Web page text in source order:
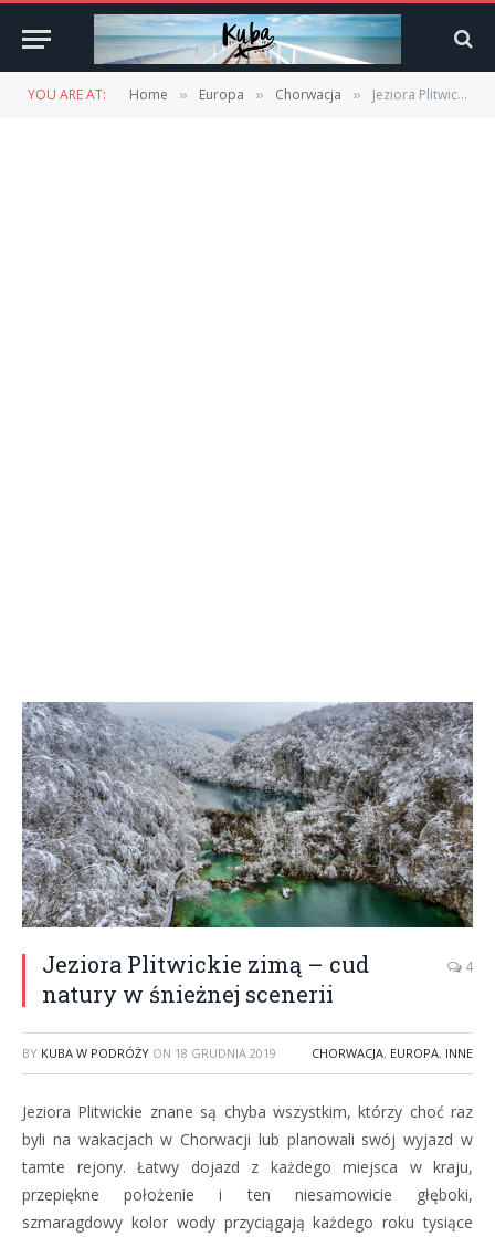
YOU ARE AT: Home » Europa » Chorwacja » Jeziora Plitwickie zimą – cud natury w śnieżnej scenerii
Jeziora Plitwickie zimą – cud
natury w śnieżnej scenerii
4
BY KUBA W PODRÓŻY ON 18 GRUDNIA 2019 CHORWACJA, EUROPA, INNE
Jeziora Plitwickie znane są chyba wszystkim, którzy choć raz
byli na wakacjach w Chorwacji lub planowali swój wyjazd w
tamte rejony. Łatwy dojazd z każdego miejsca w kraju,
przepiękne położenie i ten niesamowicie głęboki,
szmaragdowy kolor wody przyciągają każdego roku tysiące